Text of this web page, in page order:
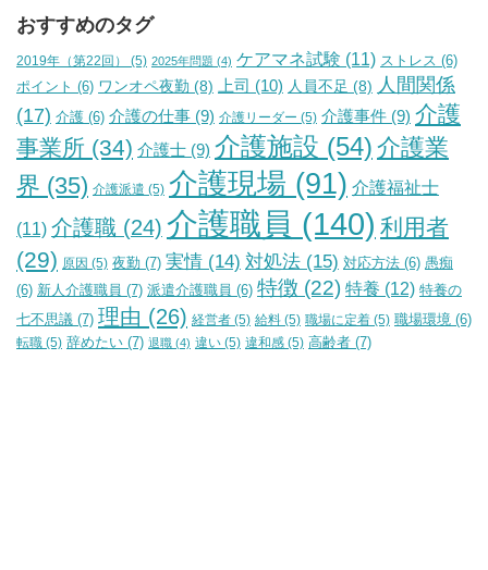
おすすめのタグ
2019年（第22回） (5) 2025年問題 (4) ケアマネ試験 (11) ストレス (6)
ポイント (6) ワンオペ夜勤 (8) 上司 (10) 人員不足 (8) 人間関係
(17) 介護 (6) 介護の仕事 (9) 介護リーダー (5) 介護事件 (9) 介護
事業所 (34) 介護士 (9) 介護施設 (54) 介護業
界 (35) 介護派遣 (5) 介護現場 (91) 介護福祉士
(11) 介護職 (24) 介護職員 (140) 利用者
(29) 原因 (5) 夜勤 (7) 実情 (14) 対処法 (15) 対応方法 (6) 愚痴
(6) 新人介護職員 (7) 派遣介護職員 (6) 特徴 (22) 特養 (12) 特養の
七不思議 (7) 理由 (26) 経営者 (5) 給料 (5) 職場に定着 (5) 職場環境 (6)
転職 (5) 辞めたい (7) 退職 (4) 違い (5) 違和感 (5) 高齢者 (7)